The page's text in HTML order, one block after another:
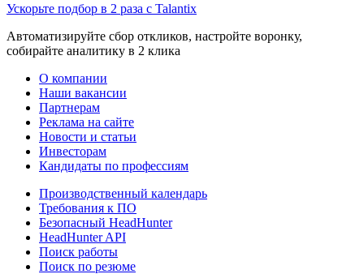
Ускорьте подбор в 2 раза с Talantix
Автоматизируйте сбор откликов, настройте воронку,
собирайте аналитику в 2 клика
О компании
Наши вакансии
Партнерам
Реклама на сайте
Новости и статьи
Инвесторам
Кандидаты по профессиям
Производственный календарь
Требования к ПО
Безопасный HeadHunter
HeadHunter API
Поиск работы
Поиск по резюме